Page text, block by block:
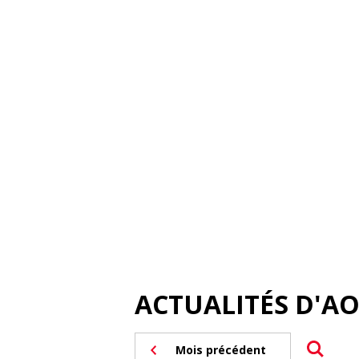
ACTUALITÉS
Mois précédent